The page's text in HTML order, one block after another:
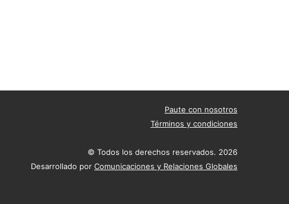
Paute con nosotros
Términos y condiciones
© Todos los derechos reservados. 2026
Desarrollado por Comunicaciones y Relaciones Globales